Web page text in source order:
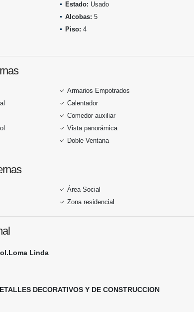
Estado: Usado
Alcobas: 5
Piso: 4
Armarios Empotrados
Calentador
Comedor auxiliar
Vista panorámica
Doble Ventana
Área Social
Zona residencial
Linda
DECORATIVOS Y DE CONSTRUCCION